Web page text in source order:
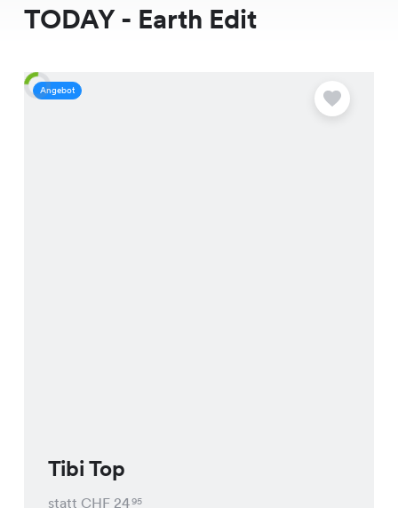
TODAY - Earth Edit
Angebot
Tibi Top
statt CHF 2495